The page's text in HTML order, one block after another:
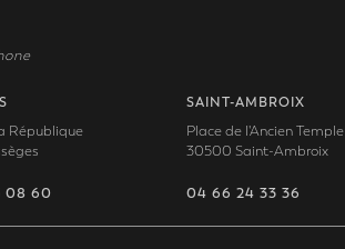
République
08 60
SAINT-AMBROIX
Place de l'Ancien Temple
30500 Saint-Ambroix
04 66 24 33 36